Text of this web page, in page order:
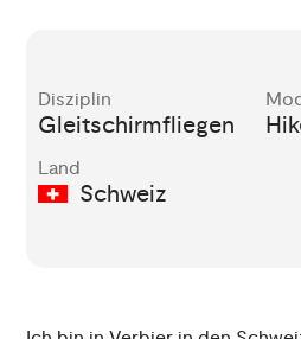
Disziplin
Gleitschirmfliegen
Land
Schweiz